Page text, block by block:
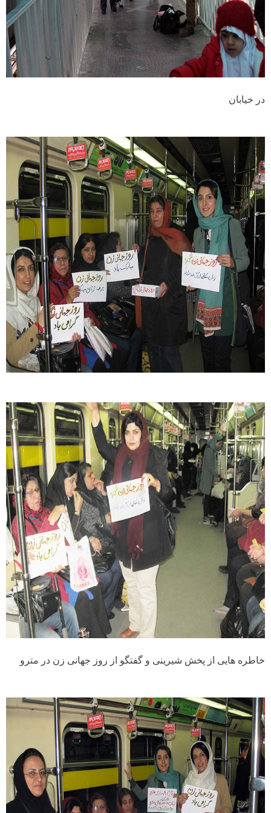
در خیابان
خاطره هایی از پخش شیرینی و گفتگو از روز جهانی زن در مترو